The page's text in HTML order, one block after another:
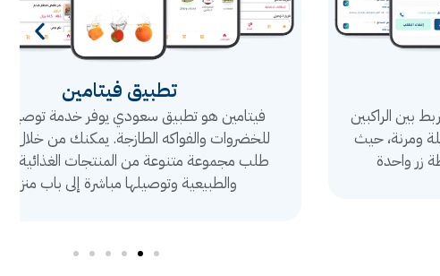
تطبيق فيتامين
فيتامين هو تطبيق سعودي يوفر خدمة توصيل سريع
للخضروات والفواكه الطازجة. يمكنك من خلال التطبيق
طلب مجموعة متنوعة من المنتجات الغذائية العضوية
والطبيعية وتوصيلها مباشرة إلى باب منزلك